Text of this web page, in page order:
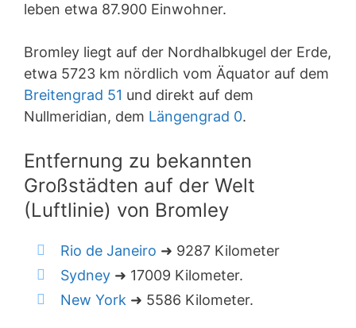
leben etwa 87.900 Einwohner.
Bromley liegt auf der Nordhalbkugel der Erde,
etwa 5723 km nördlich vom Äquator auf dem
Breitengrad 51 und direkt auf dem
Nullmeridian, dem Längengrad 0.
Entfernung zu bekannten
Großstädten auf der Welt
(Luftlinie) von Bromley
Rio de Janeiro ➜ 9287 Kilometer
Sydney ➜ 17009 Kilometer.
New York ➜ 5586 Kilometer.